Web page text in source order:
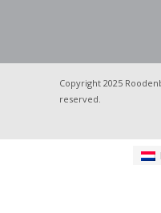
Copyright 2025
reserved.